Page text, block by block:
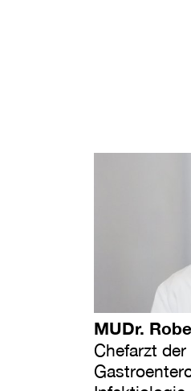
MUDr.
Chefarzt